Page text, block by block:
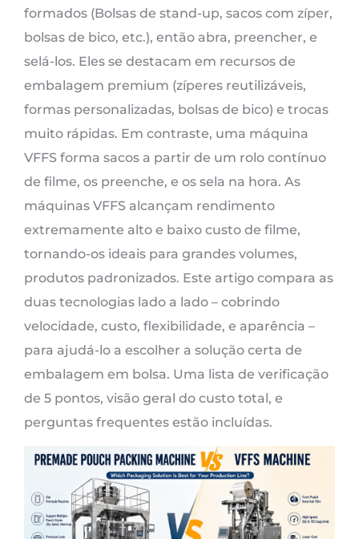
formados (Bolsas de stand-up, sacos com zíper,
bolsas de bico, etc.), então abra, preencher, e
selá-los. Eles se destacam em recursos de
embalagem premium (zíperes reutilizáveis,
formas personalizadas, bolsas de bico) e trocas
muito rápidas. Em contraste, uma máquina
VFFS forma sacos a partir de um rolo contínuo
de filme, os preenche, e os sela na hora. As
máquinas VFFS alcançam rendimento
extremamente alto e baixo custo de filme,
tornando-os ideais para grandes volumes,
produtos padronizados. Este artigo compara as
duas tecnologias lado a lado – cobrindo
velocidade, custo, flexibilidade, e aparência –
para ajudá-lo a escolher a solução certa de
embalagem em bolsa. Uma lista de verificação
de 5 pontos, visão geral do custo total, e
perguntas frequentes estão incluídas.